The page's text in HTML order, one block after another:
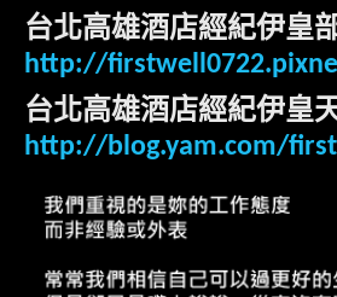
台北高雄酒店經紀伊皇
http://
台北高雄酒店經紀伊皇
http://blog.yam.com/